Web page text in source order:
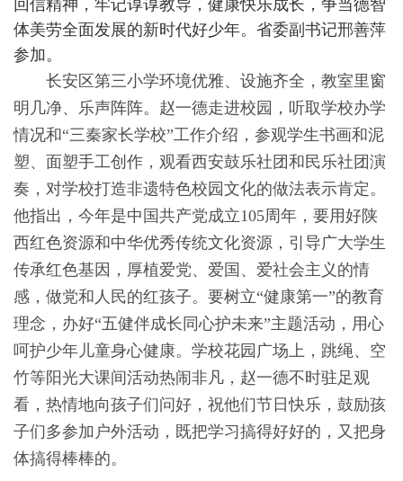
回信精神，牢记谆谆教导，健康快乐成长，争当德智
体美劳全面发展的新时代好少年。省委副书记邢善萍
参加。
长安区第三小学环境优雅、设施齐全，教室里窗
明几净、乐声阵阵。赵一德走进校园，听取学校办学
情况和“三秦家长学校”工作介绍，参观学生书画和泥
塑、面塑手工创作，观看西安鼓乐社团和民乐社团演
奏，对学校打造非遗特色校园文化的做法表示肯定。
他指出，今年是中国共产党成立105周年，要用好陕
西红色资源和中华优秀传统文化资源，引导广大学生
传承红色基因，厚植爱党、爱国、爱社会主义的情
感，做党和人民的红孩子。要树立“健康第一”的教育
理念，办好“五健伴成长同心护未来”主题活动，用心
呵护少年儿童身心健康。学校花园广场上，跳绳、空
竹等阳光大课间活动热闹非凡，赵一德不时驻足观
看，热情地向孩子们问好，祝他们节日快乐，鼓励孩
子们多参加户外活动，既把学习搞得好好的，又把身
体搞得棒棒的。